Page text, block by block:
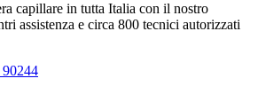
capillare in tutta Italia con il nostro
assistenza e circa 800 tecnici autorizzati